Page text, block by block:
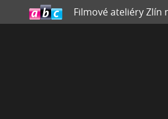
Filmové ateliéry Zlín